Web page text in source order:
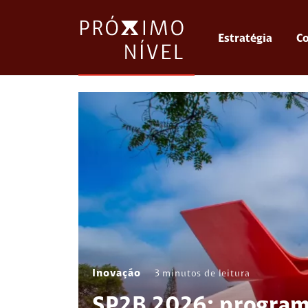
Estratégia
Inovação 3 minutos de leitura